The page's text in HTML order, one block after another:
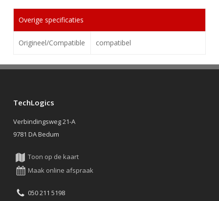
Overige specificaties
Origineel/Compatible compatibel
TechLogics
Verbindingsweg 21-A
9781 DA Bedum
Toon op de kaart
Maak online afspraak
050 211 5198